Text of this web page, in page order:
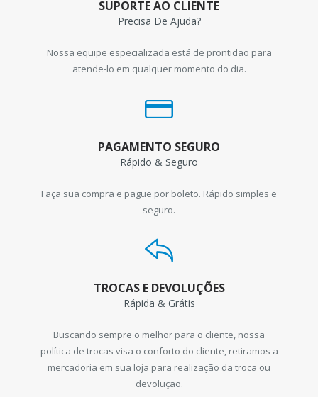
SUPORTE AO CLIENTE
Precisa De Ajuda?
Nossa equipe especializada está de prontidão para
atende-lo em qualquer momento do dia.
PAGAMENTO SEGURO
Rápido & Seguro
Faça sua compra e pague por boleto. Rápido simples e
seguro.
TROCAS E DEVOLUÇÕES
Rápida & Grátis
Buscando sempre o melhor para o cliente, nossa
política de trocas visa o conforto do cliente, retiramos a
mercadoria em sua loja para realização da troca ou
devolução.